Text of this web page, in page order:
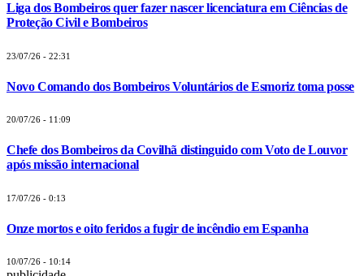
Liga dos Bombeiros quer fazer nascer licenciatura em Ciências de
Proteção Civil e Bombeiros
23/07/26 - 22:31
Novo Comando dos Bombeiros Voluntários de Esmoriz toma posse
20/07/26 - 11:09
Chefe dos Bombeiros da Covilhã distinguido com Voto de Louvor
após missão internacional
17/07/26 - 0:13
Onze mortos e oito feridos a fugir de incêndio em Espanha
10/07/26 - 10:14